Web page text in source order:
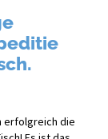
erfolgreich die